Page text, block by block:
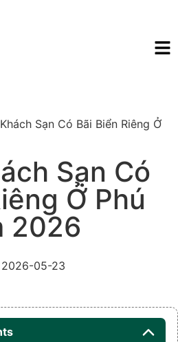
Sạn Có Bãi Biển Riêng Ở
Sạn Có
Ở Phú
2026
2026-05-23